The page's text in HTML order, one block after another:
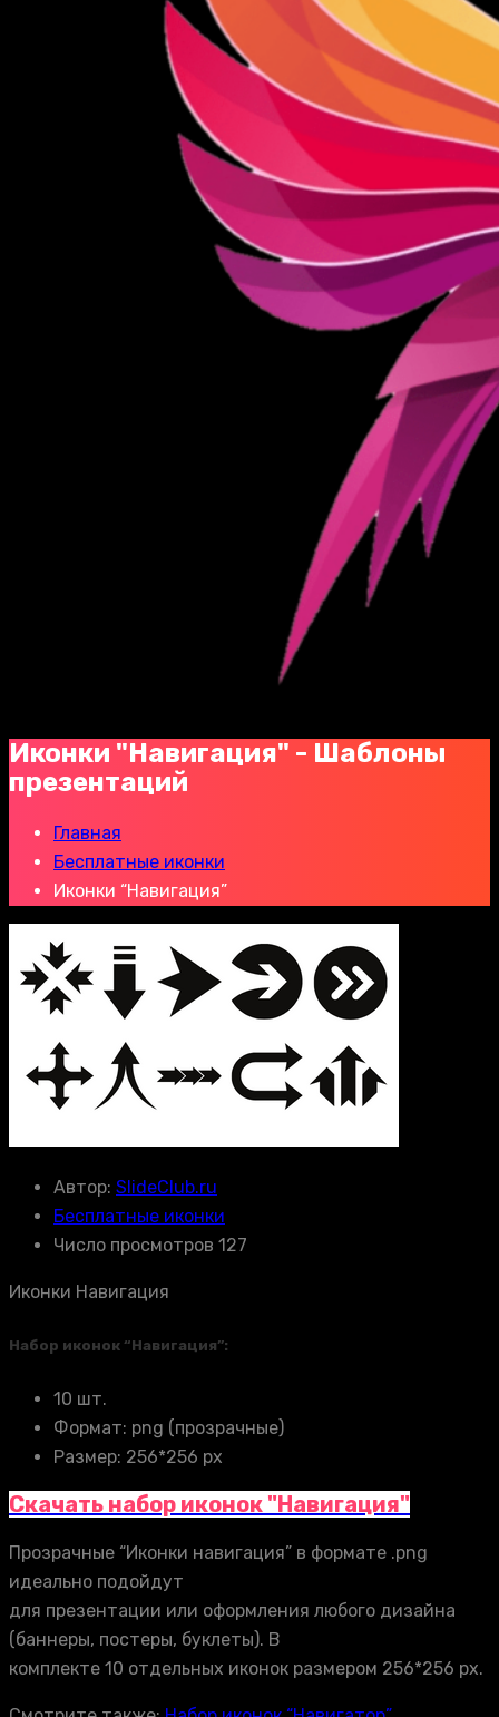
Иконки "Навигация" - Шаблоны
презентаций
Главная
Бесплатные иконки
Иконки “Навигация”
Автор: SlideClub.ru
Бесплатные иконки
Число просмотров 127
Иконки Навигация
Набор иконок “Навигация”:
10 шт.
Формат: png (прозрачные)
Размер: 256*256 px
Скачать набор иконок "Навигация"
Прозрачные “Иконки навигация” в формате .png
идеально подойдут
для презентации или оформления любого дизайна
(баннеры, постеры, буклеты). В
комплекте 10 отдельных иконок размером 256*256 px.